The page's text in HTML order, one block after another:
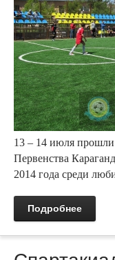
13 – 14 июля
Первенства
2014 года среди
Подробнее